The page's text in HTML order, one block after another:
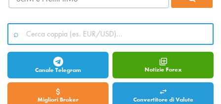
Canale Telegram Notizie Forex
Migliori Broker Convertitore di Valute